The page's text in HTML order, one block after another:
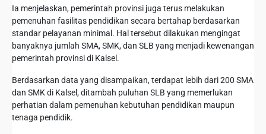
Ia menjelaskan, pemerintah provinsi juga terus melakukan
pemenuhan fasilitas pendidikan secara bertahap berdasarkan
standar pelayanan minimal. Hal tersebut dilakukan mengingat
banyaknya jumlah SMA, SMK, dan SLB yang menjadi kewenangan
pemerintah provinsi di Kalsel.
Berdasarkan data yang disampaikan, terdapat lebih dari 200 SMA
dan SMK di Kalsel, ditambah puluhan SLB yang memerlukan
perhatian dalam pemenuhan kebutuhan pendidikan maupun
tenaga pendidik.